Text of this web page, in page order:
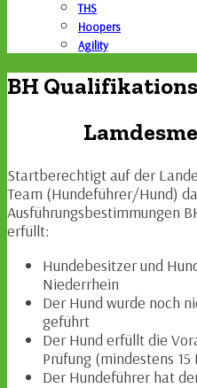
THS
Hoopers
Agility
BH
Startberechtigt auf der
Team (Hundeführer/Hund)
Ausführungsbestimmungen
erfüllt:
Hundebesitzer und
Niederrhein
Der Hund wurde noch
geführt
Der Hund erfüllt die
Prüfung (mindestens
Der Hundeführer hat